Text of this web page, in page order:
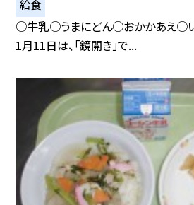
給食
○牛乳○うまにどん○おかかあえ○
1月11日は、「鏡開き」で...